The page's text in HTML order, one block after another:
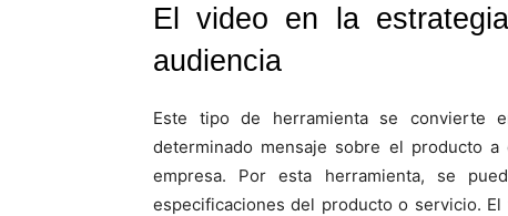
El video en la
audiencia
Este tipo de herramienta se convierte
determinado mensaje sobre el producto
empresa. Por esta herramienta, se
especificaciones del producto o servicio.